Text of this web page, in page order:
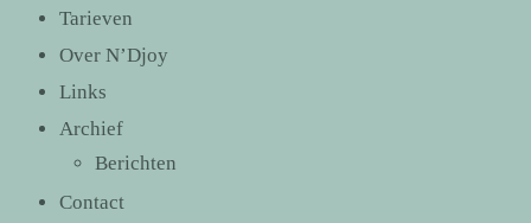
Tarieven
Over N’Djoy
Links
Archief
Berichten
Contact